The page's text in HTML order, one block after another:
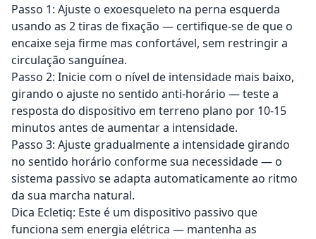
Passo 1: Ajuste o exoesqueleto na perna esquerda
usando as 2 tiras de fixação — certifique-se de que o
encaixe seja firme mas confortável, sem restringir a
circulação sanguínea.
Passo 2: Inicie com o nível de intensidade mais baixo,
girando o ajuste no sentido anti-horário — teste a
resposta do dispositivo em terreno plano por 10-15
minutos antes de aumentar a intensidade.
Passo 3: Ajuste gradualmente a intensidade girando
no sentido horário conforme sua necessidade — o
sistema passivo se adapta automaticamente ao ritmo
da sua marcha natural.
Dica Ecletiq: Este é um dispositivo passivo que
funciona sem energia elétrica — mantenha as